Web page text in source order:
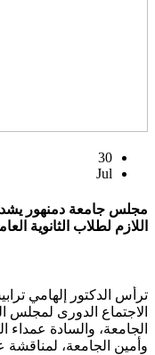
30
Jul
مجلس جامعة دمنهور
اللازم لطلاب الثانوية
ترأس الدكتور إلهامي
الاجتماع الدورى لمجلس
الجامعة، والسادة
وأمين الجامعة،